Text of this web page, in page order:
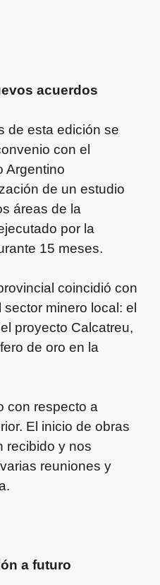
acuerdos
de esta edición se
con el
Argentino
de un estudio
áreas de la
por la
15 meses.
coincidió con
minero local: el
proyecto Calcatreu,
de oro en la
con respecto a
El inicio de obras
recibido y nos
reuniones y
a futuro